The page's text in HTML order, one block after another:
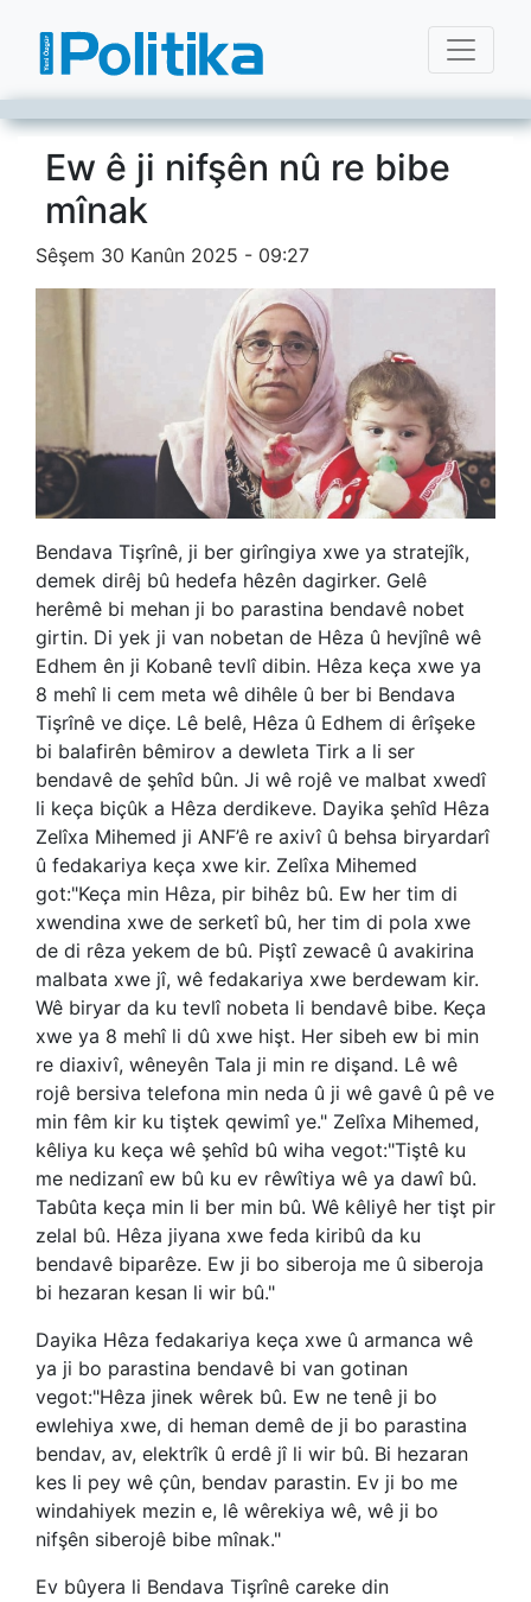
Ew ê ji nifşên nû re bibe
mînak
Sêşem 30 Kanûn 2025 - 09:27
Bendava Tişrînê, ji ber girîngiya xwe ya stratejîk,
demek dirêj bû hedefa hêzên dagirker. Gelê
herêmê bi mehan ji bo parastina bendavê nobet
girtin. Di yek ji van nobetan de Hêza û hevjînê wê
Edhem ên ji Kobanê tevlî dibin. Hêza keça xwe ya
8 mehî li cem meta wê dihêle û ber bi Bendava
Tişrînê ve diçe. Lê belê, Hêza û Edhem di êrîşeke
bi balafirên bêmirov a dewleta Tirk a li ser
bendavê de şehîd bûn. Ji wê rojê ve malbat xwedî
li keça biçûk a Hêza derdikeve. Dayika şehîd Hêza
Zelîxa Mihemed ji ANF’ê re axivî û behsa biryardarî
û fedakariya keça xwe kir. Zelîxa Mihemed
got:"Keça min Hêza, pir bihêz bû. Ew her tim di
xwendina xwe de serketî bû, her tim di pola xwe
de di rêza yekem de bû. Piştî zewacê û avakirina
malbata xwe jî, wê fedakariya xwe berdewam kir.
Wê biryar da ku tevlî nobeta li bendavê bibe. Keça
xwe ya 8 mehî li dû xwe hişt. Her sibeh ew bi min
re diaxivî, wêneyên Tala ji min re dişand. Lê wê
rojê bersiva telefona min neda û ji wê gavê û pê ve
min fêm kir ku tiştek qewimî ye." Zelîxa Mihemed,
kêliya ku keça wê şehîd bû wiha vegot:"Tiştê ku
me nedizanî ew bû ku ev rêwîtiya wê ya dawî bû.
Tabûta keça min li ber min bû. Wê kêliyê her tişt pir
zelal bû. Hêza jiyana xwe feda kiribû da ku
bendavê biparêze. Ew ji bo siberoja me û siberoja
bi hezaran kesan li wir bû."
Dayika Hêza fedakariya keça xwe û armanca wê
ya ji bo parastina bendavê bi van gotinan
vegot:"Hêza jinek wêrek bû. Ew ne tenê ji bo
ewlehiya xwe, di heman demê de ji bo parastina
bendav, av, elektrîk û erdê jî li wir bû. Bi hezaran
kes li pey wê çûn, bendav parastin. Ev ji bo me
windahiyek mezin e, lê wêrekiya wê, wê ji bo
nifşên siberojê bibe mînak."
Ev bûyera li Bendava Tişrînê careke din